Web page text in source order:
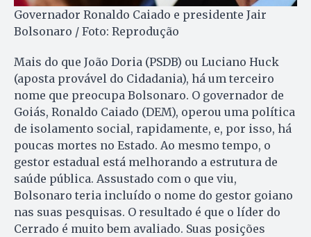
Governador Ronaldo Caiado e presidente Jair
Bolsonaro / Foto: Reprodução
Mais do que João Doria (PSDB) ou Luciano Huck
(aposta provável do Cidadania), há um terceiro
nome que preocupa Bolsonaro. O governador de
Goiás, Ronaldo Caiado (DEM), operou uma política
de isolamento social, rapidamente, e, por isso, há
poucas mortes no Estado. Ao mesmo tempo, o
gestor estadual está melhorando a estrutura de
saúde pública. Assustado com o que viu,
Bolsonaro teria incluído o nome do gestor goiano
nas suas pesquisas. O resultado é que o líder do
Cerrado é muito bem avaliado. Suas posições